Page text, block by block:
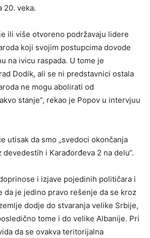
20. veka.
ili više otvoreno podržavaju lidere
koji svojim postupcima dovode
na ivicu raspada. U tome je
Dodik, ali se ni predstavnici ostala
ne mogu abolirati od
stanje“, rekao je Popov u intervjuu
utisak da smo „svedoci okončanja
i Karađorđeva 2 na delu“.
i izjave pojedinih političara i
da je jedino pravo rešenje da se kroz
dodje do stvaranja velike Srbije,
tome i do velike Albanije. Pri
da se ovakva teritorijalna